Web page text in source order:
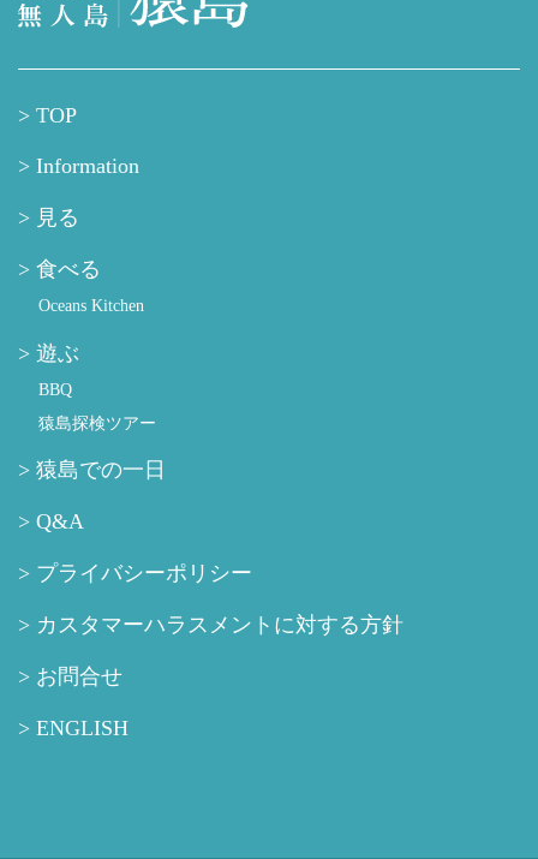
TOP
Information
見る
食べる
Oceans Kitchen
遊ぶ
BBQ
猿島探検ツアー
猿島での一日
Q&A
プライバシーポリシー
カスタマーハラスメントに対する方針
お問合せ
ENGLISH